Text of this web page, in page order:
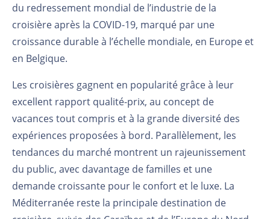
du redressement mondial de l’industrie de la
croisière après la COVID-19, marqué par une
croissance durable à l’échelle mondiale, en Europe et
en Belgique.
Les croisières gagnent en popularité grâce à leur
excellent rapport qualité-prix, au concept de
vacances tout compris et à la grande diversité des
expériences proposées à bord. Parallèlement, les
tendances du marché montrent un rajeunissement
du public, avec davantage de familles et une
demande croissante pour le confort et le luxe. La
Méditerranée reste la principale destination de